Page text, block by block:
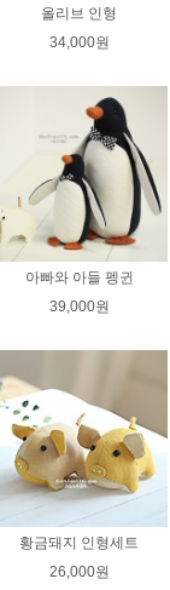
올리브 인형
34,000원
아빠와 아들 펭귄
39,000원
황금돼지 인형세트
26,000원